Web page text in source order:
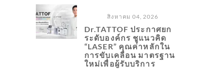
สิงหาคม 04, 2026
Dr.TATTOF ประกาศยก
ระดับองค์กร ชูแนวคิด
“LASER” คุณค่าหลักใน
การขับเคลื่อน มาตรฐาน
ใหม่เพื่อผู้รับบริการ